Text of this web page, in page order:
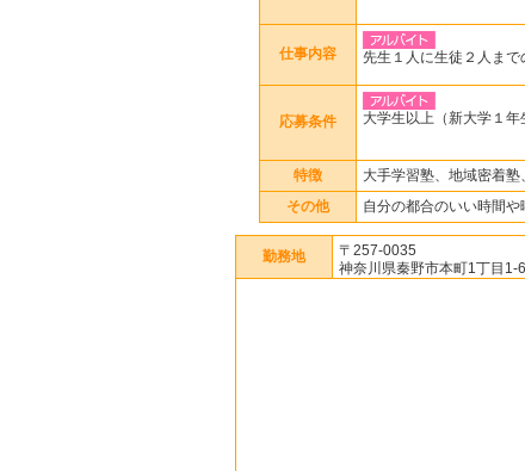
仕事内容 先生１人に生徒２人まで
応募条件 大学生以上（新大学１年
特徴 大手学習塾、地域密着塾
その他 自分の都合のいい時間や
勤務地
〒257-0035
神奈川県秦野市本町1丁目1-